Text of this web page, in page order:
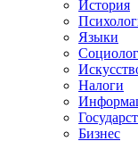
История
Языки
Налоги
Бизнес